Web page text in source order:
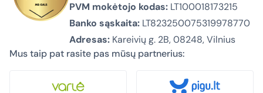
PVM mokėtojo kodas: LT100018173215
Banko sąskaita: LT823250075319978770
Adresas: Kareivių g. 2B, 08248, Vilnius
Mus taip pat rasite pas mūsų partnerius: